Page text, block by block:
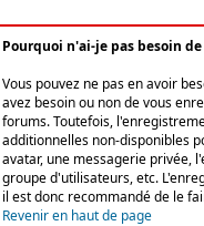
Pourquoi n'ai-je pas besoin
Vous pouvez ne pas en avoir
avez besoin ou non de vous
forums. Toutefois,
additionnelles non-disponibles
avatar, une messagerie privée,
groupe d'utilisateurs, etc.
il est donc recommandé de le
Revenir en haut de page